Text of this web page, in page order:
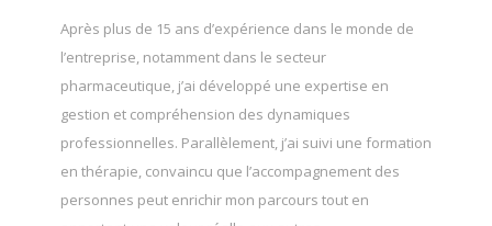
Après plus de 15 ans d’expérience dans le monde de
l’entreprise, notamment dans le secteur
pharmaceutique, j’ai développé une expertise en
gestion et compréhension des dynamiques
professionnelles. Parallèlement, j’ai suivi une formation
en thérapie, convaincu que l’accompagnement des
personnes peut enrichir mon parcours tout en